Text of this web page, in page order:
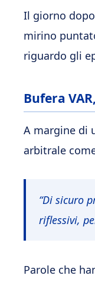
Il giorno
mirino
riguardo gli
Bufera
A margine di
arbitrale
“Di sicuro
riflessivi,
Parole che